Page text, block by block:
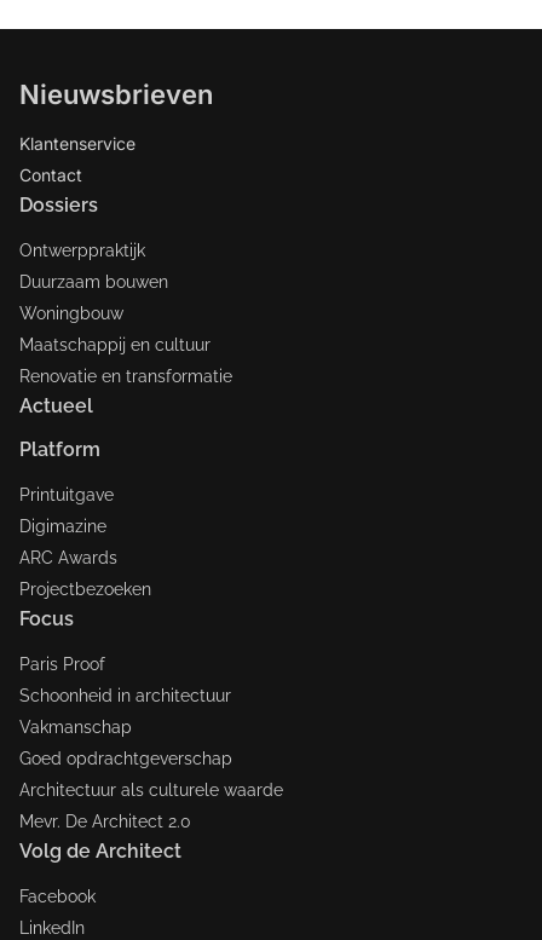
Nieuwsbrieven
Klantenservice
Contact
Dossiers
Ontwerppraktijk
Duurzaam bouwen
Woningbouw
Maatschappij en cultuur
Renovatie en transformatie
Actueel
Platform
Printuitgave
Digimazine
ARC Awards
Projectbezoeken
Focus
Paris Proof
Schoonheid in architectuur
Vakmanschap
Goed opdrachtgeverschap
Architectuur als culturele waarde
Mevr. De Architect 2.0
Volg de Architect
Facebook
LinkedIn